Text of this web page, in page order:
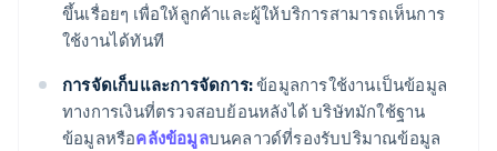
ขึ้นเรื่อยๆ เพื่อให้ลูกค้าและผู้ให้บริการสามารถเห็นการ
ใช้งานได้ทันที
การจัดเก็บและการจัดการ:ข้อมูลการใช้งานเป็นข้อมูล
ทางการเงินที่ตรวจสอบย้อนหลังได้ บริษัทมักใช้ฐาน
ข้อมูลหรือคลังข้อมูลบนคลาวด์ที่รองรับปริมาณข้อมูล